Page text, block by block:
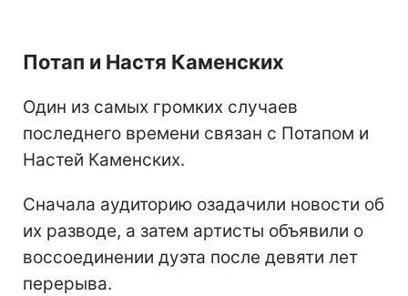
Потап и Настя Каменских
Один из самых громких случаев
последнего времени связан с Потапом и
Настей Каменских.
Сначала аудиторию озадачили новости об
их разводе, а затем артисты объявили о
воссоединении дуэта после девяти лет
перерыва.